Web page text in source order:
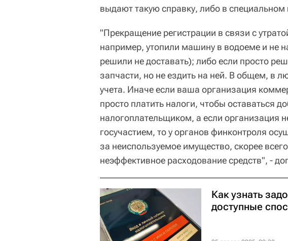
выдают такую справку, либо в специальном
"Прекращение регистрации в связи с
например, утопили машину в водоеме и не
решили не доставать); либо если просто
запчасти, но не ездить на ней. В общем, в
учета. Иначе если ваша организация
просто платить налоги, чтобы оставаться
налогоплательщиком, а если организация
госучастием, то у органов финконтроля
за неиспользуемое имущество, скорее
неэффективное расходование средств", -
Как узнать
доступные